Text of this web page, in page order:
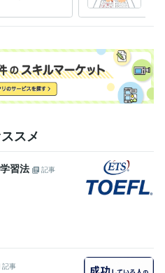
スメ
習法
記事
記事